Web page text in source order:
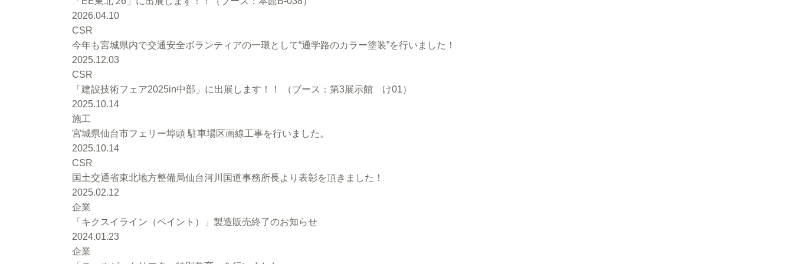
2026.04.10
CSR
今年も宮城県内で交通安全ボランティアの一環として“通学路のカラー塗装”を行いました！
2025.12.03
CSR
「建設技術フェア2025in中部」に出展します！！ （ブース：第3展示館 け01）
2025.10.14
施工
宮城県仙台市フェリー埠頭 駐車場区画線工事を行いました。
2025.10.14
CSR
国土交通省東北地方整備局仙台河川国道事務所長より表彰を頂きました！
2025.02.12
企業
「キクスイライン（ペイント）」製造販売終了のお知らせ
2024.01.23
企業